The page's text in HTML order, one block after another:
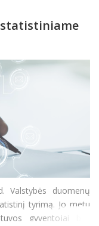
duomenų
tyrimą. Jo metu
gyventojai bus